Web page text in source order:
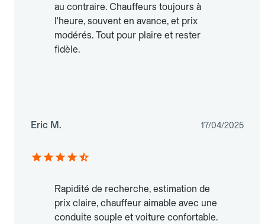
au contraire. Chauffeurs toujours à
l'heure, souvent en avance, et prix
modérés. Tout pour plaire et rester
fidèle.
Eric M. 17/04/2025
Rapidité de recherche, estimation de
prix claire, chauffeur aimable avec une
conduite souple et voiture confortable.